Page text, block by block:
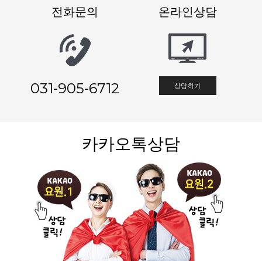
전화문의
031-905-6712
온라인상담
상담하기
카카오톡상담